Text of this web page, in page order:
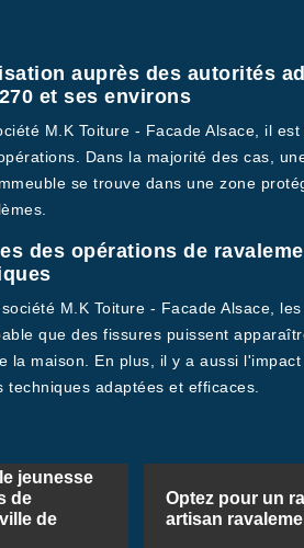
auprès des autorités
et ses environs
M.K Toiture - Facade Alsace, il
Dans la majorité des cas,
se trouve dans une zone
des opérations de
M.K Toiture - Facade Alsace,
que des fissures puissent
la maison. En plus, il y a aussi
adaptées et efficaces.
jeunesse
de
de
Optez pour un
artisan